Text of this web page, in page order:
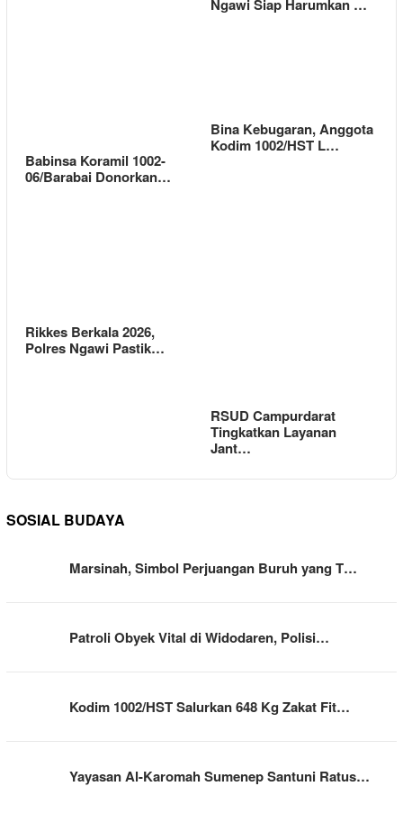
Ngawi Siap Harumkan …
Babinsa Koramil 1002-
06/Barabai Donorkan…
Bina Kebugaran, Anggota
Kodim 1002/HST L…
Rikkes Berkala 2026,
Polres Ngawi Pastik…
RSUD Campurdarat
Tingkatkan Layanan
Jant…
SOSIAL BUDAYA
Marsinah, Simbol Perjuangan Buruh yang T…
Patroli Obyek Vital di Widodaren, Polisi…
Kodim 1002/HST Salurkan 648 Kg Zakat Fit…
Yayasan Al-Karomah Sumenep Santuni Ratus…